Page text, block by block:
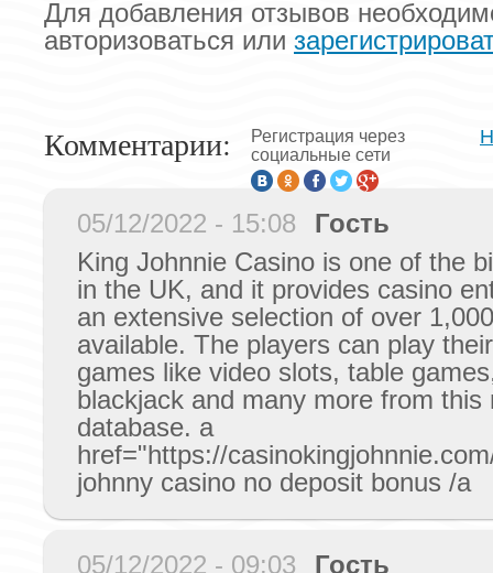
Для добавления отзывов
авторизоваться или
Комментарии:
Регистрация через
социальные сети
05/12/2022 - 15:08
Гость
King Johnnie Casino is one of the
in the UK, and it provides casino
an extensive selection of over
available. The players can play
games like video slots, table
blackjack and many more from this
database. a
href="https://
johnny casino no deposit bonus /a
05/12/2022 - 09:03
Гость